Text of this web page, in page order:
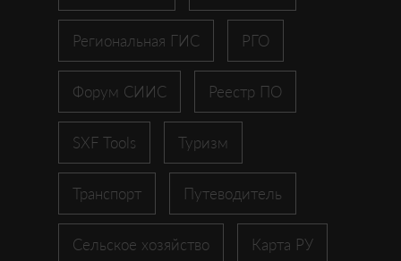
Региональная ГИС РГО
Форум СИИС Реестр ПО
SXF Tools Туризм
Транспорт Путеводитель
Сельское хозяйство Карта РУ